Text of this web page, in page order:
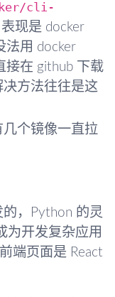
cli-
表现是 docker
法用 docker
接在 github 下载
方法往往是这
个镜像一直拉
，Python 的灵
为开发复杂应用
端页面是 React